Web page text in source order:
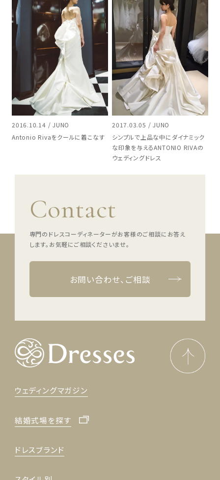
2016.10.14 / JUNO
Antonio Rivaをクールに着こなす
2017.03.05 / JUNO
シンプルで上品な中にダイナミック
な印象を与えるANTONIO RIVAの
ウェディングドレス
Contact
専門のドレスコーディネーターがお客様のご相談にお答え
します。 お気軽にご相談くださいませ。
お問い合わせ、ご相談
ウェディングマガジン
結婚式場を探す
ドレスブランド